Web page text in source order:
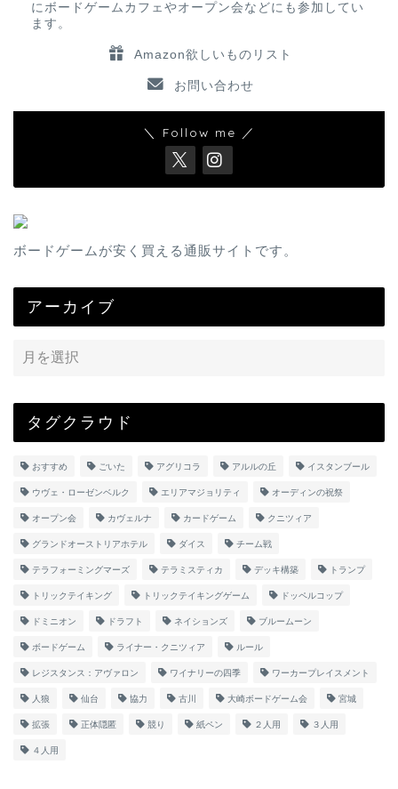
にボードゲームカフェやオープン会などにも参加してい
ます。
Amazon欲しいものリスト
お問い合わせ
＼ Follow me ／
ボードゲームが安く買える通販サイトです。
アーカイブ
タグクラウド
おすすめ ごいた アグリコラ アルルの丘 イスタンブール
ウヴェ・ローゼンベルク エリアマジョリティ オーディンの祝祭
オープン会 カヴェルナ カードゲーム クニツィア
グランドオーストリアホテル ダイス チーム戦
テラフォーミングマーズ テラミスティカ デッキ構築 トランプ
トリックテイキング トリックテイキングゲーム ドッペルコップ
ドミニオン ドラフト ネイションズ ブルームーン
ボードゲーム ライナー・クニツィア ルール
レジスタンス：アヴァロン ワイナリーの四季 ワーカープレイスメント
人狼 仙台 協力 古川 大崎ボードゲーム会 宮城
拡張 正体隠匿 競り 紙ペン ２人用 ３人用
４人用